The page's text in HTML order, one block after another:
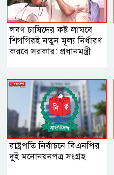
লবণ চাষিদের কষ্ট লাঘবে
শিগগিরই নতুন মূল্য নির্ধারণ
করবে সরকার: প্রধানমন্ত্রী
রাষ্ট্রপতি নির্বাচনে বিএনপির
দুই মনোনয়নপত্র সংগ্রহ